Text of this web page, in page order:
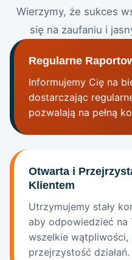
Wierzymy, że sukces
się na zaufaniu i
Regularne
Informujemy Cię na
dostarczając
pozwalają na pełną
Otwarta i
Klientem
Utrzymujemy stały
aby odpowiedzieć na
wszelkie wątpliwości,
przejrzystość działań.